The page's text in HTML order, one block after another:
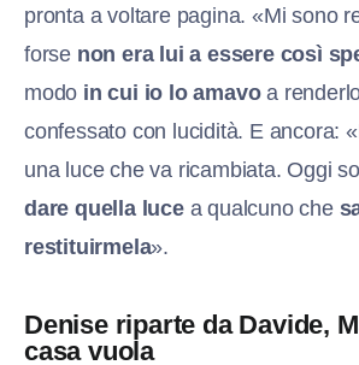
pronta a voltare pagina. «Mi sono
forse non era lui a essere così
modo in cui io lo amavoa
confessato con lucidità. E ancora:
una luce che va ricambiata. Oggi
dare quella lucea qualcuno che
restituirmela».
Denise riparte da Davide,
casa vuola